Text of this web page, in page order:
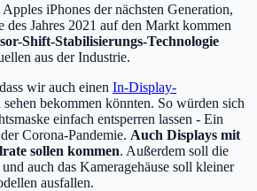
iPhones der nächsten Generation,
Jahres 2021 auf den Markt kommen
Shift-Stabilisierungs-Technologie
aus der Industrie.
wir auch einen In-Display-
bekommen könnten. So würden sich
einfach entsperren lassen - Ein
Corona-Pandemie. Auch Displays mit
sollen kommen. Außerdem soll die
auch das Kameragehäuse soll kleiner
ausfallen.